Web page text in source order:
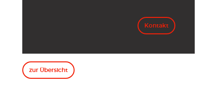
Kontakt
zur Übersicht